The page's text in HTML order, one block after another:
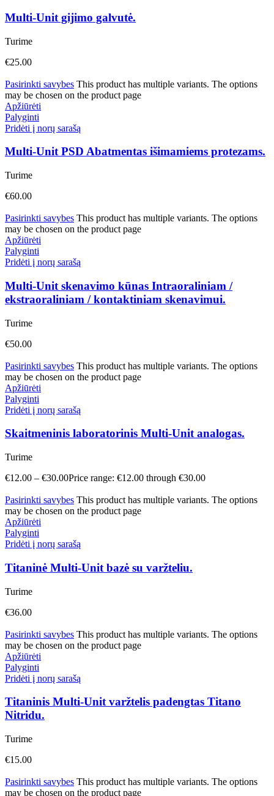
Multi-Unit gijimo galvutė.
Turime
€25.00
Pasirinkti savybes This product has multiple variants. The options
may be chosen on the product page
Apžiūrėti
Palyginti
Pridėti į norų sarašą
Multi-Unit PSD Abatmentas išimamiems protezams.
Turime
€60.00
Pasirinkti savybes This product has multiple variants. The options
may be chosen on the product page
Apžiūrėti
Palyginti
Pridėti į norų sarašą
Multi-Unit skenavimo kūnas Intraoraliniam /
ekstraoraliniam / kontaktiniam skenavimui.
Turime
€50.00
Pasirinkti savybes This product has multiple variants. The options
may be chosen on the product page
Apžiūrėti
Palyginti
Pridėti į norų sarašą
Skaitmeninis laboratorinis Multi-Unit analogas.
Turime
€12.00 – €30.00Price range: €12.00 through €30.00
Pasirinkti savybes This product has multiple variants. The options
may be chosen on the product page
Apžiūrėti
Palyginti
Pridėti į norų sarašą
Titaninė Multi-Unit bazė su varžteliu.
Turime
€36.00
Pasirinkti savybes This product has multiple variants. The options
may be chosen on the product page
Apžiūrėti
Palyginti
Pridėti į norų sarašą
Titaninis Multi-Unit varžtelis padengtas Titano
Nitridu.
Turime
€15.00
Pasirinkti savybes This product has multiple variants. The options
may be chosen on the product page